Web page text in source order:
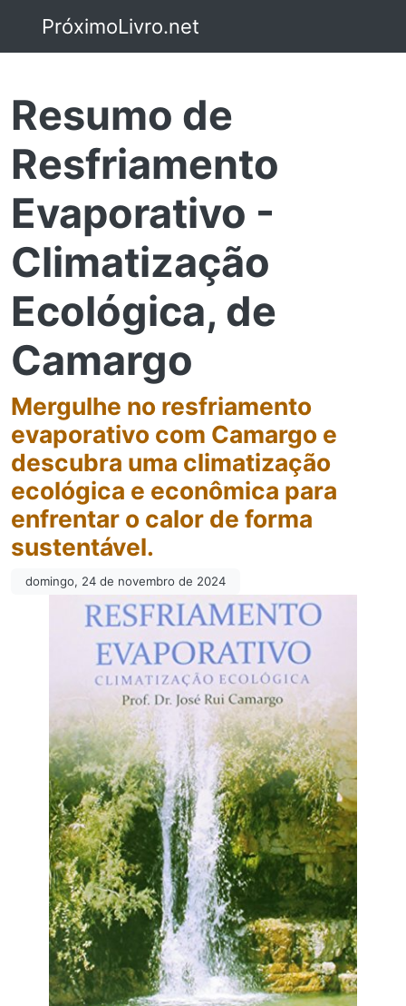
PróximoLivro.net
Resumo de
Resfriamento
Evaporativo -
Climatização
Ecológica, de
Camargo
Mergulhe no resfriamento
evaporativo com Camargo e
descubra uma climatização
ecológica e econômica para
enfrentar o calor de forma
sustentável.
domingo, 24 de novembro de 2024